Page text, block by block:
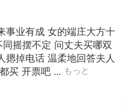
事业有成 女的端庄大方十
摇摆不定 问丈夫买哪双
摁掉电话 温柔地回答夫人
买 开票吧 ... もっと